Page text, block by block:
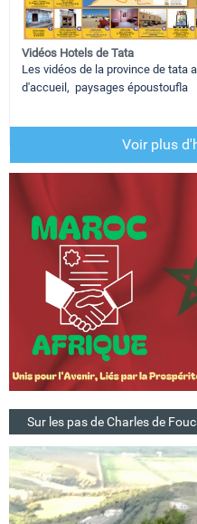
Vidéos Hotels de Tata
Les vidéos de la province de tata
d'accueil, paysages époustoufla
Voir plus
Sur les pas de Charles de